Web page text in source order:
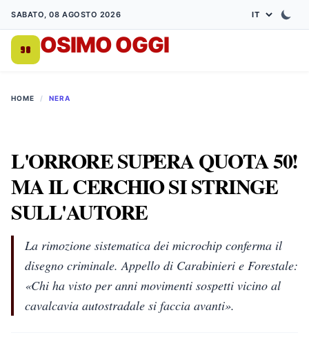
SABATO, 08 AGOSTO 2026
OSIMO OGGI
HOME / NERA
L'ORRORE SUPERA QUOTA 50!
MA IL CERCHIO SI STRINGE
SULL'AUTORE
La rimozione sistematica dei microchip conferma il
disegno criminale. Appello di Carabinieri e Forestale:
«Chi ha visto per anni movimenti sospetti vicino al
cavalcavia autostradale si faccia avanti».